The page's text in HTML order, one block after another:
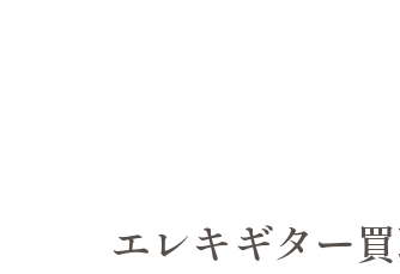
エレキギター